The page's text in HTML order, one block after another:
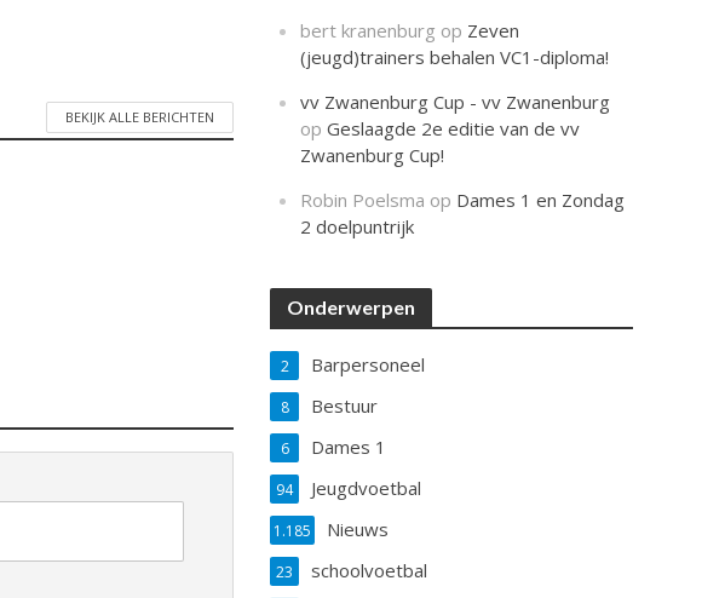
BEKIJK ALLE BERICHTEN
bert kranenburg op Zeven
(jeugd)trainers behalen VC1-diploma!
vv Zwanenburg Cup - vv Zwanenburg
opGeslaagde 2e editie van de vv
Zwanenburg Cup!
Robin Poelsma op Dames 1 en Zondag
2 doelpuntrijk
Onderwerpen
Barpersoneel
2
Bestuur
8
Dames 1
6
Jeugdvoetbal
94
Nieuws
1.185
schoolvoetbal
23